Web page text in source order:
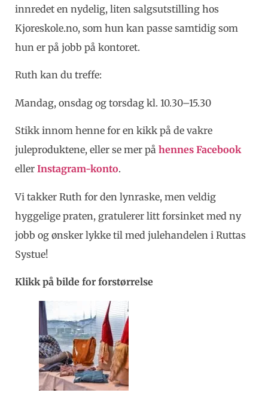
innredet en nydelig, liten salgsutstilling hos
Kjoreskole.no, som hun kan passe samtidig som
hun er på jobb på kontoret.
Ruth kan du treffe:
Mandag, onsdag og torsdag kl. 10.30–15.30
Stikk innom henne for en kikk på de vakre
juleproduktene, eller se mer på hennes Facebook
eller Instagram-konto.
Vi takker Ruth for den lynraske, men veldig
hyggelige praten, gratulerer litt forsinket med ny
jobb og ønsker lykke til med julehandelen i Ruttas
Systue!
Klikk på bilde for forstørrelse